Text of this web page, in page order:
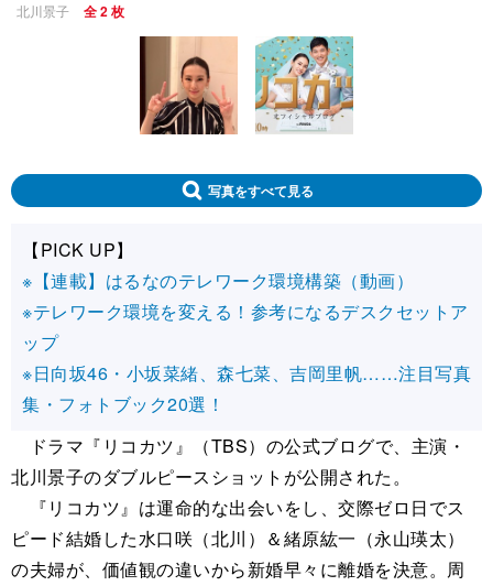
北川景子 全 2 枚
写真をすべて見る
【PICK UP】
※【連載】はるなのテレワーク環境構築（動画）
※テレワーク環境を変える！参考になるデスクセットア
ップ
※日向坂46・小坂菜緒、森七菜、吉岡里帆……注目写真
集・フォトブック20選！
ドラマ『リコカツ』（TBS）の公式ブログで、主演・
北川景子のダブルピースショットが公開された。
『リコカツ』は運命的な出会いをし、交際ゼロ日でス
ピード結婚した水口咲（北川）＆緒原紘一（永山瑛太）
の夫婦が、価値観の違いから新婚早々に離婚を決意。周